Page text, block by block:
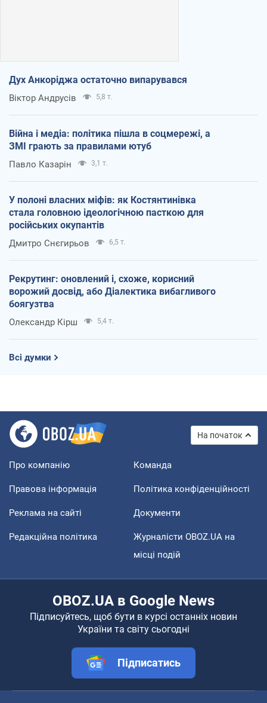
Дух Анкоріджа остаточно випарувався
Віктор Андрусів 5,8 т.
Війна і медіа: політика пішла в соцмережі, а
ЗМІ грають за правилами ютуб
Павло Казарін 3,1 т.
У полоні власних міфів: як Костянтинівка
стала головною ідеологічною пасткою для
російських окупантів
Дмитро Снєгирьов 6,5 т.
Рекрутинг: оновлений і, схоже, корисний
ворожий досвід, або Діалектика вибагливого
боягузтва
Олександр Кірш 5,4 т.
Всі думки
На початок
Про компанію Команда
Правова інформація Політика конфіденційності
Реклама на сайті Документи
Редакційна політика
Журналісти OBOZ.UA на
місці подій
OBOZ.UA в Google News
Підписуйтесь, щоб бути в курсі останніх новин
України та світу сьогодні
Підписатись